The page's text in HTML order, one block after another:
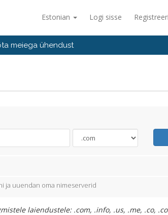
Estonian Logi sisse Registreeri
meiega ühendust
ja uuendan oma nimeserverid
laiendustele: .com, .info, .us, .me, .co,